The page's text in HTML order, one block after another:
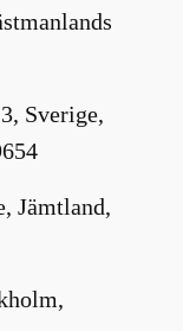
Sverige,
Jämtland,